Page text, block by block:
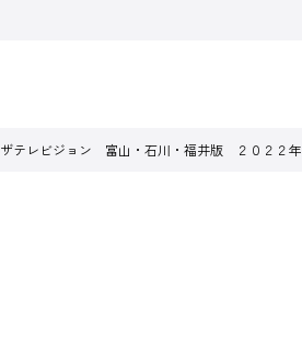
ザテレビジョン 富山・石川・福井版 ２０２２